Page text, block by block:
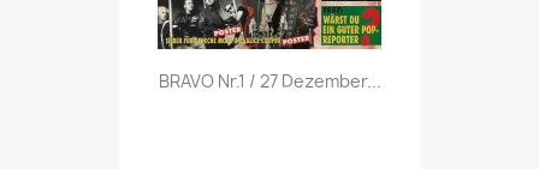
Vorschau
BRAVO Nr.1 / 27 Dezember...